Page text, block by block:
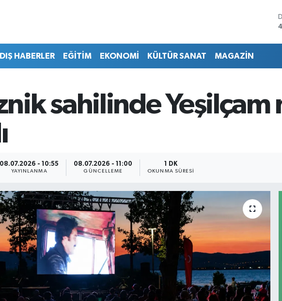
DIŞ HABERLER EĞİTİM EKONOMİ KÜLTÜR SANAT MAGAZİN
sahilinde
08.07.2026 - 10:55
YAYINLANMA
08.07.2026 - 11:00
GÜNCELLEME
1 DK
OKUNMA SÜRESI